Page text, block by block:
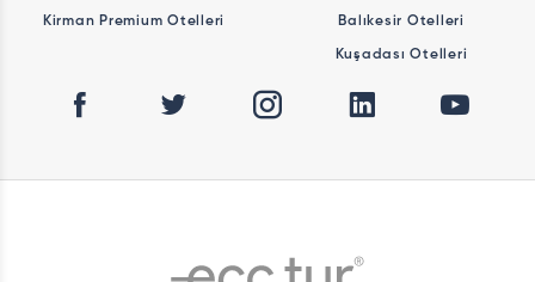
Kirman Premium Otelleri Balıkesir Otelleri
Kuşadası Otelleri